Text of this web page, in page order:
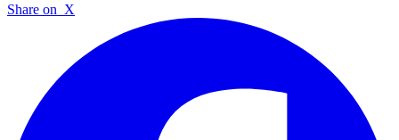
Share on X